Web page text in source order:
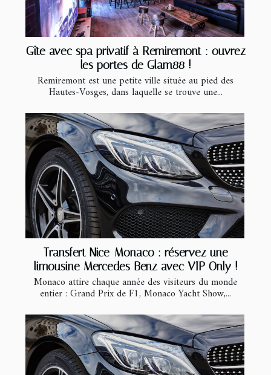
Gîte avec spa privatif à Remiremont : ouvrez
les portes de Glam88 !
Remiremont est une petite ville située au pied des
Hautes-Vosges, dans laquelle se trouve une...
Transfert Nice-Monaco : réservez une
limousine Mercedes Benz avec VIP Only !
Monaco attire chaque année des visiteurs du monde
entier : Grand Prix de F1, Monaco Yacht Show,...